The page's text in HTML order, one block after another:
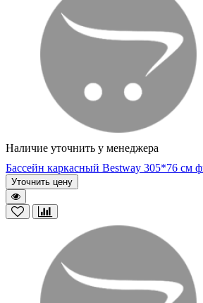
Наличие уточнить у менеджера
Бассейн каркасный Bestway 305*76 cм
Уточнить цену